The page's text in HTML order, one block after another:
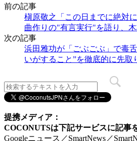
前の記事
槇原敬之「この日までに絶対
曲作りの"有言実行"を語り、木
次の記事
浜田雅功が「ごぶごぶ」で毒
いがすること”を徹底的に先取
提携メディア：
COCONUTSは下記サービスに記事
Googleニュース／SmartNews／